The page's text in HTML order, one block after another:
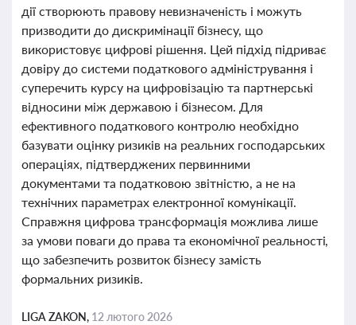
дії створюють правову невизначеність і можуть
призводити до дискримінації бізнесу, що
використовує цифрові рішення. Цей підхід підриває
довіру до системи податкового адміністрування і
суперечить курсу на цифровізацію та партнерські
відносини між державою і бізнесом. Для
ефективного податкового контролю необхідно
базувати оцінку ризиків на реальних господарських
операціях, підтверджених первинними
документами та податковою звітністю, а не на
технічних параметрах електронної комунікації.
Справжня цифрова трансформація можлива лише
за умови поваги до права та економічної реальності,
що забезпечить розвиток бізнесу замість
формальних ризиків.
LIGA ZAKON, 12 лютого 2026